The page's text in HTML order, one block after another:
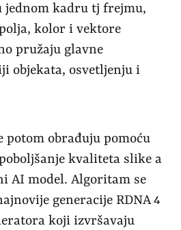
jednom kadru tj frejmu,
kolor i vektore
pružaju glavne
objekata, osvetljenju i
potom obrađuju pomoću
kvaliteta slike a
AI model. Algoritam se
generacije RDNA 4
koji izvršavaju